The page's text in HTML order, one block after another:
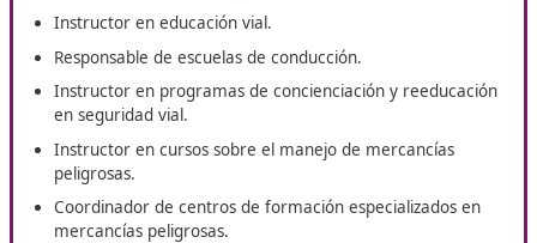
Conductores Profesionales (CAP).